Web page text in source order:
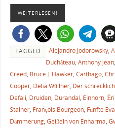
WEITERLESEN!
TAGGED Alejandro Jodorowsky,
Duchâteau, Anthony Jean,
Creed, Bruce J. Hawker, Carthago,
Cooper, Delia Wüllner, Der
Defali, Druiden, Durandal, Einhorn,
Stalner, François Bourgeon, Fünfte
Dämmerung, Geißeln von Enharma,